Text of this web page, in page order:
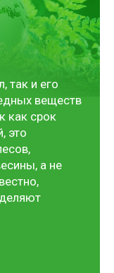
так и его
веществ
как срок
это
а не